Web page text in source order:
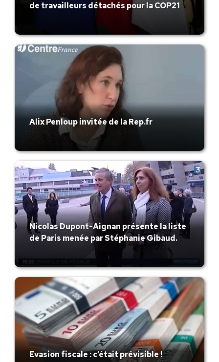
de travailleurs détachés pour la COP21
Alix Penloup invitée de la Rep.fr
Nicolas Dupont-Aignan présente la liste
de Paris menée par Stéphanie Gibaud.
Evasion fiscale : c’était prévisible !